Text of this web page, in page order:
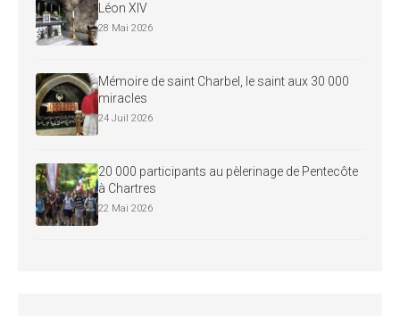
Léon XIV
28 Mai 2026
Mémoire de saint Charbel, le saint aux 30 000
miracles
24 Juil 2026
20 000 participants au pèlerinage de Pentecôte
à Chartres
22 Mai 2026